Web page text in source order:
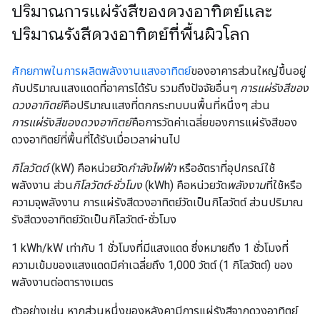
ปริมาณการแผ่รังสีของดวงอาทิตย์และ
ปริมาณรังสีดวงอาทิตย์ที่พื้นผิวโลก
ศักยภาพในการผลิตพลังงานแสงอาทิตย์ของอาคารส่วนใหญ่ขึ้นอยู่
กับปริมาณแสงแดดที่อาคารได้รับ รวมถึงปัจจัยอื่นๆ การแผ่รังสีของ
ดวงอาทิตย์คือปริมาณแสงที่ตกกระทบบนพื้นที่หนึ่งๆ ส่วน
การแผ่รังสีของดวงอาทิตย์คือการวัดค่าเฉลี่ยของการแผ่รังสีของ
ดวงอาทิตย์ที่พื้นที่ได้รับเมื่อเวลาผ่านไป
กิโลวัตต์(kW) คือหน่วยวัดกำลังไฟฟ้าหรืออัตราที่อุปกรณ์ใช้
พลังงาน ส่วนกิโลวัตต์-ชั่วโมง (kWh) คือหน่วยวัดพลังงานที่ใช้หรือ
ความจุพลังงาน การแผ่รังสีดวงอาทิตย์วัดเป็นกิโลวัตต์ ส่วนปริมาณ
รังสีดวงอาทิตย์วัดเป็นกิโลวัตต์-ชั่วโมง
1 kWh/kW เท่ากับ 1 ชั่วโมงที่มีแสงแดด ซึ่งหมายถึง 1 ชั่วโมงที่
ความเข้มของแสงแดดมีค่าเฉลี่ยถึง 1,000 วัตต์ (1 กิโลวัตต์) ของ
พลังงานต่อตารางเมตร
ตัวอย่างเช่น หากส่วนหนึ่งของหลังคามีการแผ่รังสีจากดวงอาทิตย์